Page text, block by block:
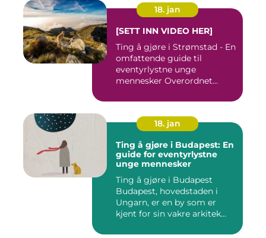
18. jan
[SETT INN VIDEO HER]
Ting å gjøre i Strømstad - En
omfattende guide til
eventyrlystne unge
mennesker Overordnet
18. jan
Ting å gjøre i Budapest: En
guide for eventyrlystne
unge mennesker
Ting å gjøre i Budapest
Budapest, hovedstaden i
Ungarn, er en by som er
kjent for sin vakre arkitek...